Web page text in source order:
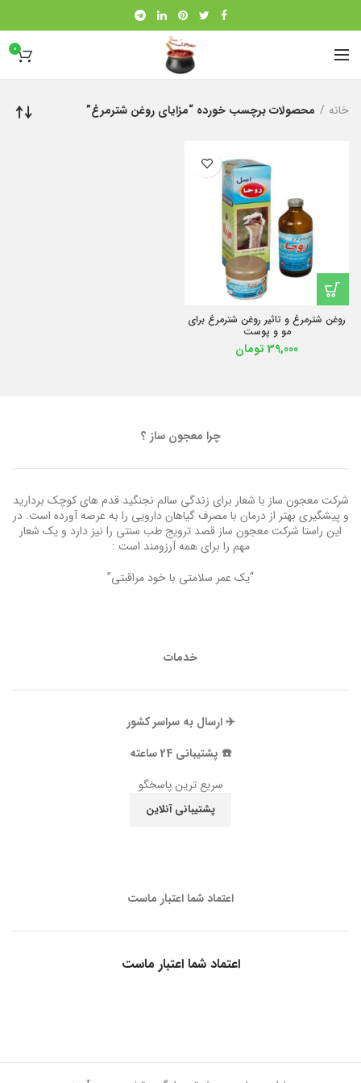
0
خانه محصولات برچسب خورده “مزایای روغن شترمرغ”
روغن شترمرغ و تاثیر روغن شترمرغ برای
مو و پوست
39,000 تومان
چرا معجون ساز ؟
شرکت معجون ساز با شعار برای زندگی سالم نجنگید قدم های کوچک بردارید
و پیشگیری بهتر از درمان با مصرف گیاهان دارویی را به عرصه آورده است. در
این راستا شرکت معجون ساز قصد ترویج طب سنتی را نیز دارد و یک شعار
مهم را برای همه آرزومند است :
“یک عمر سلامتی با خود مراقبتی”
خدمات
✈️ ارسال به سراسر کشور
☎️ پشتیبانی 24 ساعته
سریع ترین پاسخگو
پشتیبانی آنلاین
اعتماد شما اعتبار ماست
اعتماد شما اعتبار ماست